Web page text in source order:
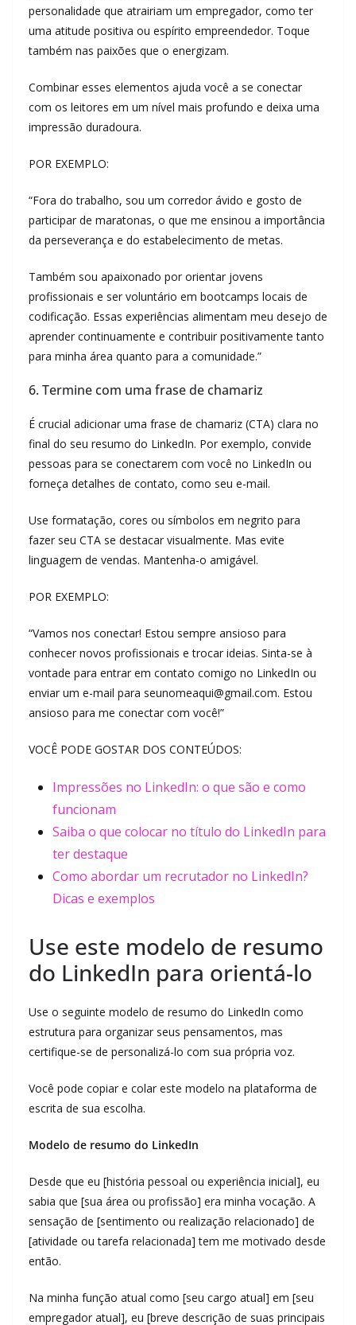
personalidade que atrairiam um empregador, como ter
uma atitude positiva ou espírito empreendedor. Toque
também nas paixões que o energizam.
Combinar esses elementos ajuda você a se conectar
com os leitores em um nível mais profundo e deixa uma
impressão duradoura.
POR EXEMPLO:
“Fora do trabalho, sou um corredor ávido e gosto de
participar de maratonas, o que me ensinou a importância
da perseverança e do estabelecimento de metas.
Também sou apaixonado por orientar jovens
profissionais e ser voluntário em bootcamps locais de
codificação. Essas experiências alimentam meu desejo de
aprender continuamente e contribuir positivamente tanto
para minha área quanto para a comunidade.”
6. Termine com uma frase de chamariz
É crucial adicionar uma frase de chamariz (CTA) clara no
final do seu resumo do LinkedIn. Por exemplo, convide
pessoas para se conectarem com você no LinkedIn ou
forneça detalhes de contato, como seu e-mail.
Use formatação, cores ou símbolos em negrito para
fazer seu CTA se destacar visualmente. Mas evite
linguagem de vendas. Mantenha-o amigável.
POR EXEMPLO:
“Vamos nos conectar! Estou sempre ansioso para
conhecer novos profissionais e trocar ideias. Sinta-se à
vontade para entrar em contato comigo no LinkedIn ou
enviar um e-mail para seunomeaqui@gmail.com. Estou
ansioso para me conectar com você!”
VOCÊ PODE GOSTAR DOS CONTEÚDOS:
Impressões no LinkedIn: o que são e como
funcionam
Saiba o que colocar no título do LinkedIn para
ter destaque
Como abordar um recrutador no LinkedIn?
Dicas e exemplos
Use este modelo de resumo
do LinkedIn para orientá-lo
Use o seguinte modelo de resumo do LinkedIn como
estrutura para organizar seus pensamentos, mas
certifique-se de personalizá-lo com sua própria voz.
Você pode copiar e colar este modelo na plataforma de
escrita de sua escolha.
Modelo de resumo do LinkedIn
Desde que eu [história pessoal ou experiência inicial], eu
sabia que [sua área ou profissão] era minha vocação. A
sensação de [sentimento ou realização relacionado] de
[atividade ou tarefa relacionada] tem me motivado desde
então.
Na minha função atual como [seu cargo atual] em [seu
empregador atual], eu [breve descrição de suas principais